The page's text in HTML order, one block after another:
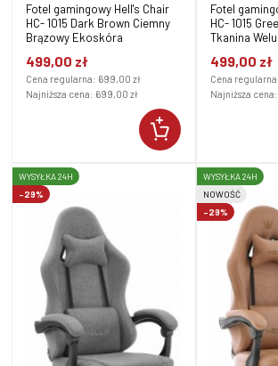
Fotel gamingowy Hell's Chair
HC- 1015 Dark Brown Ciemny
Brązowy Ekoskóra
499,00 zł
Cena regularna: 699,00 zł
Najniższa cena: 699,00 zł
Fotel
HC- 1015
Tkanina
499,00 zł
Cena
Najniższa cena:
-29%
WYSYŁKA 24H
-29%
NOWOŚĆ
WYSYŁKA 24H